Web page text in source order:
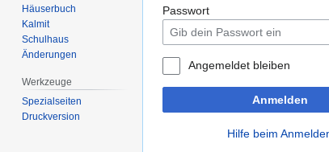
Passwort
Angemeldet bleiben
Anmelden
Hilfe beim
Häuserbuch
Kalmit
Schulhaus
Änderungen
Werkzeuge
Spezialseiten
Druckversion